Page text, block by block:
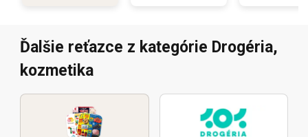
Ďalšie reťazce z kategórie Drogéria,
kozmetika